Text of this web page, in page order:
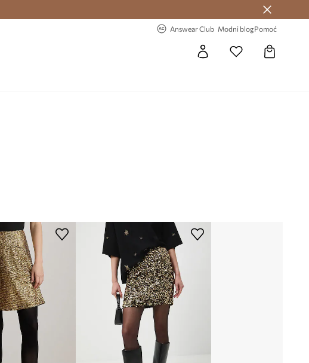
Answear Club Modni blogPomoć